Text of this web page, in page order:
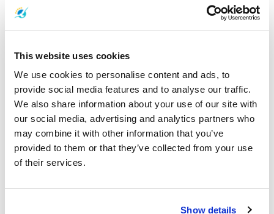
This website uses cookies
We use cookies to personalise content and ads, to
provide social media features and to analyse our traffic.
We also share information about your use of our site with
our social media, advertising and analytics partners who
may combine it with other information that you’ve
provided to them or that they’ve collected from your use
of their services.
Show details
ることがあります。運転に慣れていない場合や雨の日は特に注
意して運転してください。
かなメーハートを探索したり、パンガン島ではさまざまな体験
ができます。スラタニ駅を訪れて地元の生活を垣間見たり、サ
ムイ島からフェリーに乗って息をのむような海の景色を眺めた
り。素晴らしいダイビングスポットとして知られるタオ島な
ど、周辺の観光スポットも見逃せません。
気あふれるスラタニ駅からパンガン島の静かなビーチまで、こ